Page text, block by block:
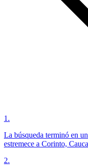
1 .
La búsqueda terminó en
estremece a Corinto, Cauca
2.